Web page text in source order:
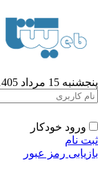
15 مرداد 1405
ورود خودکار
نام
رمز عبور